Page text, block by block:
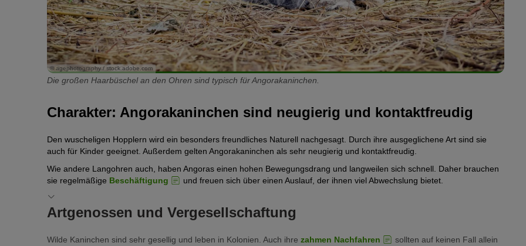
© agephotography / stock.adobe.com
Die großen Haarbüschel an den Ohren sind typisch für Angorakaninchen.
Charakter: Angorakaninchen sind neugierig und kontaktfreudig
Den wuscheligen Hopplern wird ein besonders freundliches Naturell nachgesagt. Durch ihre ausgeglichene Art sind sie
auch für Kinder geeignet. Außerdem gelten Angorakaninchen als sehr neugierig und kontaktfreudig.
Wie andere Langohren auch, haben Angoras einen hohen Bewegungsdrang und langweilen sich schnell. Daher brauchen
sie regelmäßige Beschäftigung und freuen sich über einen Auslauf, der ihnen viel Abwechslung bietet.
Artgenossen und Vergesellschaftung
Wilde Kaninchen sind sehr gesellig und leben in Kolonien. Auch ihre zahmen Nachfahren
sollten auf keinen Fall allein